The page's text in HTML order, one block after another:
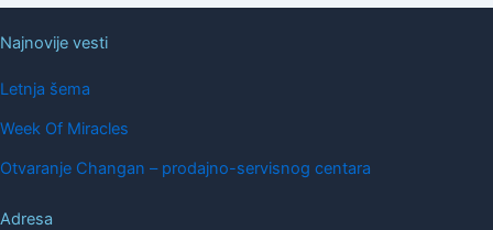
Najnovije vesti
Letnja šema
Week Of Miracles
Otvaranje Changan – prodajno-servisnog centara
Adresa